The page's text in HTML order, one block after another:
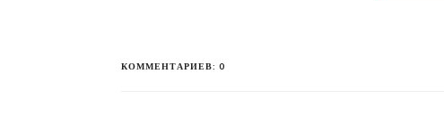
КОММЕНТАРИЕВ: 0